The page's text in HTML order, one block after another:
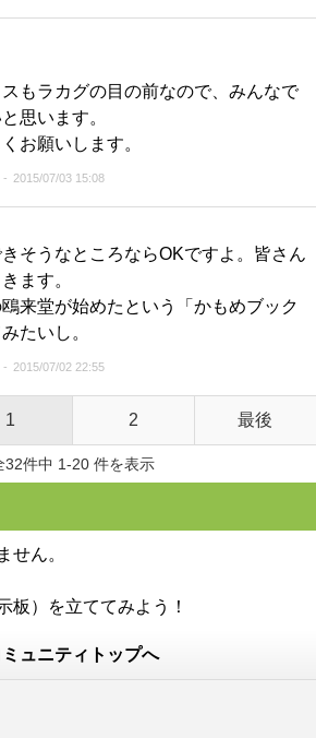
もラカグの目の前なので、みんなで
思います。
お願いします。
2015/07/03 15:08
そうなところならOKですよ。皆さん
ます。
来堂が始めたという「かもめブック
たいし。
2015/07/02 22:55
1 2 最後
32件中 1-20 件を表示
せん。
板）を立ててみよう！
ミュニティトップへ